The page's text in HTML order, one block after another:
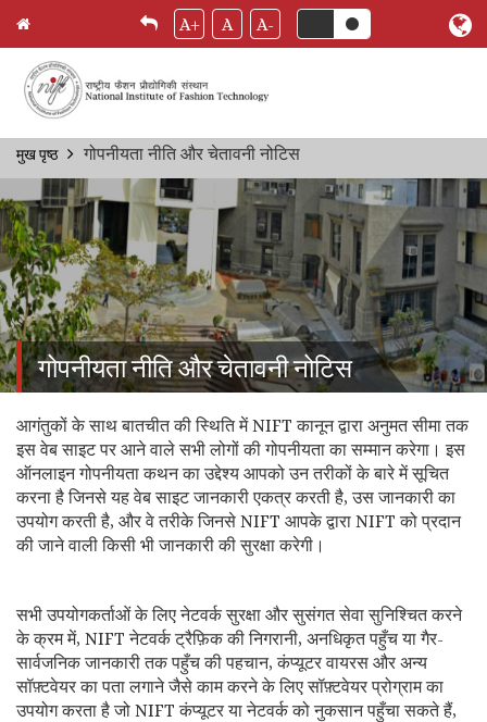
Skip
content
A+ A A-
Breadcrumb
मुख पृष्ठ गोपनीयता नीति और चेतावनी नोटिस
गोपनीयता नीति और चेतावनी नोटिस
आगंतुकों के साथ बातचीत की स्थिति में NIFT कानून द्वारा अनुमत सीमा तक
इस वेब साइट पर आने वाले सभी लोगों की गोपनीयता का सम्मान करेगा। इस
ऑनलाइन गोपनीयता कथन का उद्देश्य आपको उन तरीकों के बारे में सूचित
करना है जिनसे यह वेब साइट जानकारी एकत्र करती है, उस जानकारी का
उपयोग करती है, और वे तरीके जिनसे NIFT आपके द्वारा NIFT को प्रदान
की जाने वाली किसी भी जानकारी की सुरक्षा करेगी।
सभी उपयोगकर्ताओं के लिए नेटवर्क सुरक्षा और सुसंगत सेवा सुनिश्चित करने
के क्रम में, NIFT नेटवर्क ट्रैफ़िक की निगरानी, ​​अनधिकृत पहुँच या गैर-
सार्वजनिक जानकारी तक पहुँच की पहचान, कंप्यूटर वायरस और अन्य
सॉफ़्टवेयर का पता लगाने जैसे काम करने के लिए सॉफ़्टवेयर प्रोग्राम का
उपयोग करता है जो NIFT कंप्यूटर या नेटवर्क को नुकसान पहुँचा सकते हैं,